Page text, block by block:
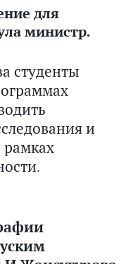
для
министр.
студенты
и